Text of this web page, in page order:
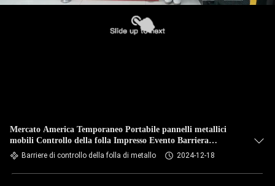
Mercato America Temporaneo Portabile pannelli metallici
mobili Controllo della folla Impresso Evento Barriera
Recinzione in vendita
Barriere di controllo della folla di metallo 2024-12-18